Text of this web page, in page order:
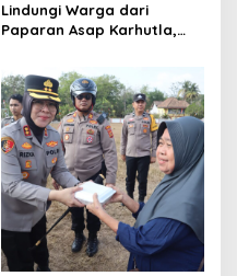
Lindungi Warga dari
Paparan Asap Karhutla,
Masker dan Atur Lalu Lintas
di Lokasi Kebakaran